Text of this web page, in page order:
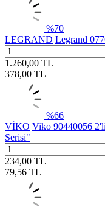
%70
LEGRAND Legrand
1.260,00 TL
378,00 TL
%66
VİKO Viko 90440056
Serisi"
234,00 TL
79,56 TL